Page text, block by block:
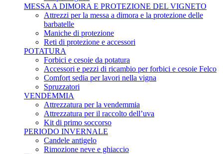
MESSA A DIMORA E PROTEZIONE DEL VIGNETO
Attrezzi per la messa a dimora e la protezione delle
barbatelle
Maniche di protezione
Reti di protezione e accessori
POTATURA
Forbici e cesoie da potatura
Accessori e pezzi di ricambio per forbici e cesoie Felco
Comfort sedia per lavori nella vigna
Spruzzatori
VENDEMMIA
Attrezzatura per la vendemmia
Attrezzatura per il raccolto dell’uva
Kit di primo soccorso
PERIODO INVERNALE
Candele antigelo
Rimozione neve e ghiaccio